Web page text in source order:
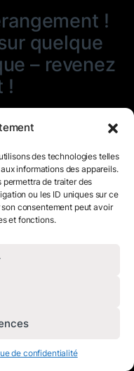
des technologies telles
informations des appareils.
de traiter des
ou les ID uniques sur ce
consentement peut avoir
et fonctions.
de confidentialité
!
quelque
– revenez
!